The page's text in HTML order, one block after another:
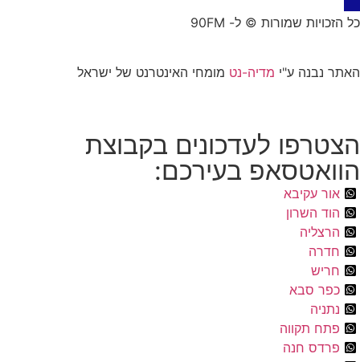
כל הזכויות שמורות © ל- 90FM
האתר נבנה ע"י מדיה-נט מומחי האינטרנט של ישראל
הצטרפו לעדכונים בקבוצת
הוואטסאפ בעירכם:
אור עקיבא
הוד השרון
הרצליה
חדרה
חריש
כפר סבא
נתניה
פתח תקווה
פרדס חנה